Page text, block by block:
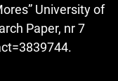
University of
Paper, nr 7
.